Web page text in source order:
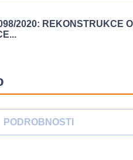
2020: REKONSTRUKCE
PODROBNOSTI